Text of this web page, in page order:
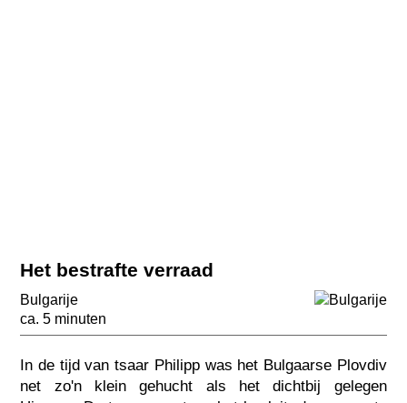
Het bestrafte verraad
Bulgarije
ca. 5 minuten
In de tijd van tsaar Philipp was het Bulgaarse Plovdiv
net zo'n klein gehucht als het dichtbij gelegen